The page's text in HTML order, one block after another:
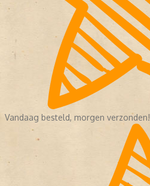
Vandaag besteld, morgen verzonden!